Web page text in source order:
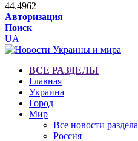
44.4962
Авторизация
Поиск
UA
ВСЕ РАЗДЕЛЫ
Главная
Украина
Город
Мир
Все новости раздела
Россия